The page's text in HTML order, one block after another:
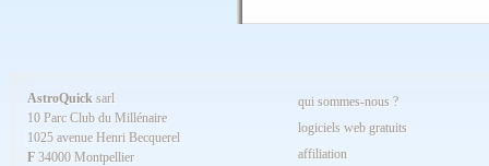
AstroQuick sarl
10 Parc Club du Millénaire
1025 avenue Henri Becquerel
F 34000 Montpellier
qui sommes-nous ?
logiciels web gratuits
affiliation